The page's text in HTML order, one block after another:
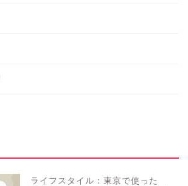
ライフスタイル：東京で使った